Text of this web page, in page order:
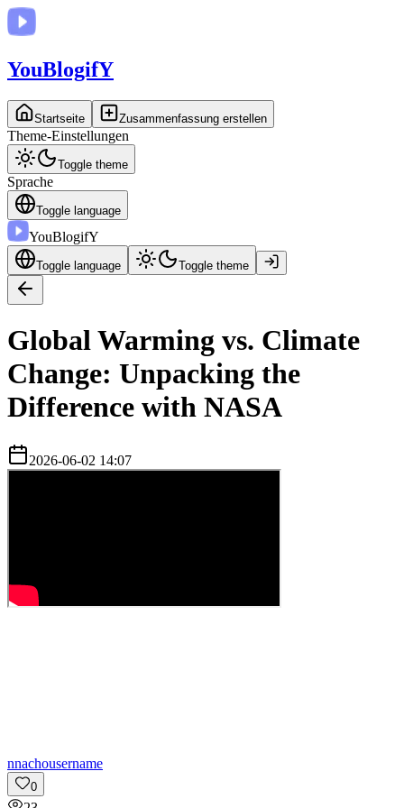
YouBlogifY
Startseite Zusammenfassung erstellen
Theme-Einstellungen
Toggle theme
Sprache
Toggle language
YouBlogifY
Toggle language Toggle theme
Global Warming vs. Climate
Change: Unpacking the
Difference with NASA
2026-06-02 14:07
nnachousername
0